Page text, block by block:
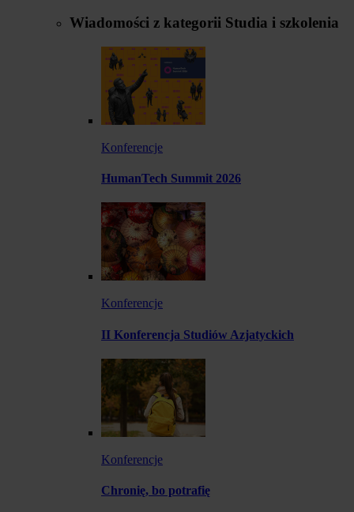
Wiadomości z kategorii Studia i szkolenia
Konferencje
HumanTech Summit 2026
Konferencje
II Konferencja Studiów Azjatyckich
Konferencje
Chronię, bo potrafię